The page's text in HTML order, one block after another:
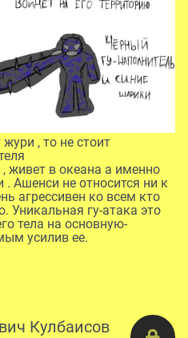
жури , то не стоит
живет в океана а именно
Ашенси не относится ни к
агрессивен ко всем кто
Уникальная гу-атака это
тела на основную-
усилив ее.
Кулбаисов